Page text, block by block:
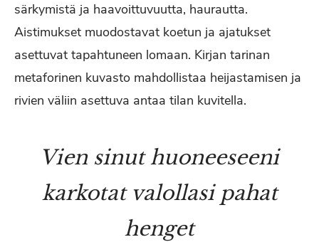
särkymistä ja haavoittuvuutta, haurautta.
Aistimukset muodostavat koetun ja ajatukset
asettuvat tapahtuneen lomaan. Kirjan tarinan
metaforinen kuvasto mahdollistaa heijastamisen ja
rivien väliin asettuva antaa tilan kuvitella.
Vien sinut huoneeseeni
karkotat valollasi pahat
henget